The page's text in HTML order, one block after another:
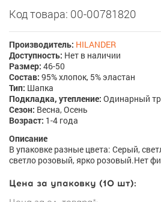
Код товара: 00-00781820
Производитель: HILANDER
Доступность: Нет в наличии
Размер: 46-50
Состав: 95% хлопок, 5% эластан
Тип: Шапка
Подкладка, утепление: Одинарный
Сезон: Весна, Осень
Возраст: 1-4 года
Описание
В упаковке разные цвета: Серый,
светло розовый, ярко розовый.Нет
Цена за упаковку (10 шт):